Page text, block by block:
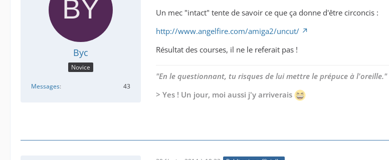
Byc
Novice
Messages 43
Un mec "intact" tente de savoir ce que ça donne d'être circoncis :
http://www.angelfire.com/amiga2/uncut/
Résultat des courses, il ne le referait pas !
"En le questionnant, tu risques de lui mettre le prépuce à l'oreille."
> Yes ! Un jour, moi aussi j'y arriverais